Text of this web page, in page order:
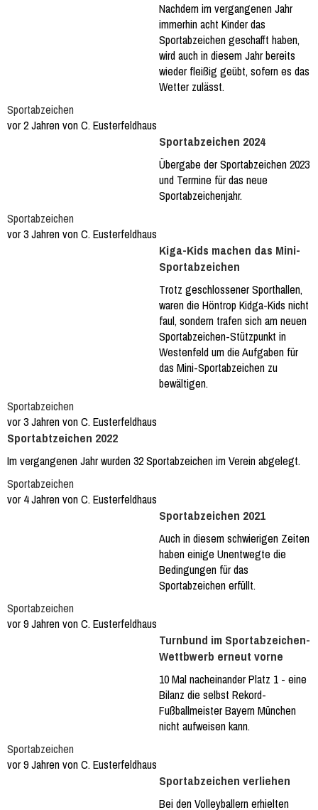
Nachdem im vergangenen Jahr
immerhin acht Kinder das
Sportabzeichen geschafft haben,
wird auch in diesem Jahr bereits
wieder fleißig geübt, sofern es das
Wetter zulässt.
Sportabzeichen
vor 2 Jahren von C. Eusterfeldhaus
Sportabzeichen 2024
Übergabe der Sportabzeichen 2023
und Termine für das neue
Sportabzeichenjahr.
Sportabzeichen
vor 3 Jahren von C. Eusterfeldhaus
Kiga-Kids machen das Mini-
Sportabzeichen
Trotz geschlossener Sporthallen,
waren die Höntrop Kidga-Kids nicht
faul, sondern trafen sich am neuen
Sportabzeichen-Stützpunkt in
Westenfeld um die Aufgaben für
das Mini-Sportabzeichen zu
bewältigen.
Sportabzeichen
vor 3 Jahren von C. Eusterfeldhaus
Sportabtzeichen 2022
Im vergangenen Jahr wurden 32 Sportabzeichen im Verein abgelegt.
Sportabzeichen
vor 4 Jahren von C. Eusterfeldhaus
Sportabzeichen 2021
Auch in diesem schwierigen Zeiten
haben einige Unentwegte die
Bedingungen für das
Sportabzeichen erfüllt.
Sportabzeichen
vor 9 Jahren von C. Eusterfeldhaus
Turnbund im Sportabzeichen-
Wettbwerb erneut vorne
10 Mal nacheinander Platz 1 - eine
Bilanz die selbst Rekord-
Fußballmeister Bayern München
nicht aufweisen kann.
Sportabzeichen
vor 9 Jahren von C. Eusterfeldhaus
Sportabzeichen verliehen
Bei den Volleyballern erhielten